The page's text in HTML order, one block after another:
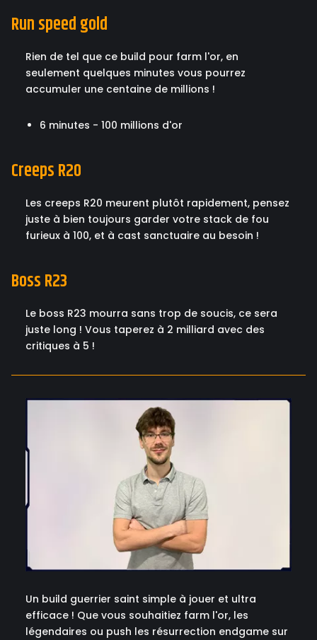
Run speed gold
Rien de tel que ce build pour farm l'or, en
seulement quelques minutes vous pourrez
accumuler une centaine de millions !
6 minutes - 100 millions d'or
Creeps R20
Les creeps R20 meurent plutôt rapidement, pensez
juste à bien toujours garder votre stack de fou
furieux à 100, et à cast sanctuaire au besoin !
Boss R23
Le boss R23 mourra sans trop de soucis, ce sera
juste long ! Vous taperez à 2 milliard avec des
critiques à 5 !
Un build guerrier saint simple à jouer et ultra
efficace ! Que vous souhaitiez farm l'or, les
légendaires ou push les résurrection endgame sur